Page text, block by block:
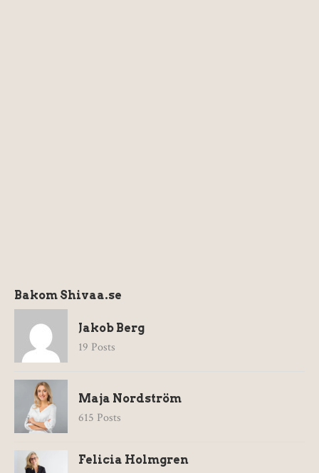
Bakom Shivaa.se
Jakob Berg
19 Posts
Maja Nordström
615 Posts
Felicia Holmgren